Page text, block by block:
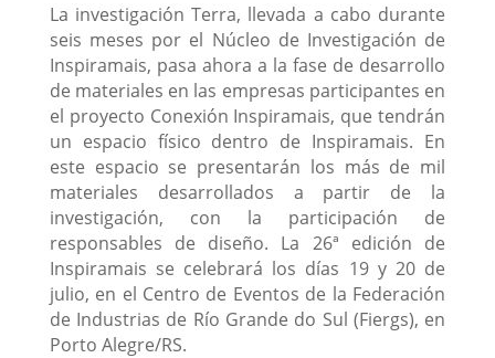
La investigación Terra, llevada a cabo durante
seis meses por el Núcleo de Investigación de
Inspiramais, pasa ahora a la fase de desarrollo
de materiales en las empresas participantes en
el proyecto Conexión Inspiramais, que tendrán
un espacio físico dentro de Inspiramais. En
este espacio se presentarán los más de mil
materiales desarrollados a partir de la
investigación, con la participación de
responsables de diseño. La 26ª edición de
Inspiramais se celebrará los días 19 y 20 de
julio, en el Centro de Eventos de la Federación
de Industrias de Río Grande do Sul (Fiergs), en
Porto Alegre/RS.